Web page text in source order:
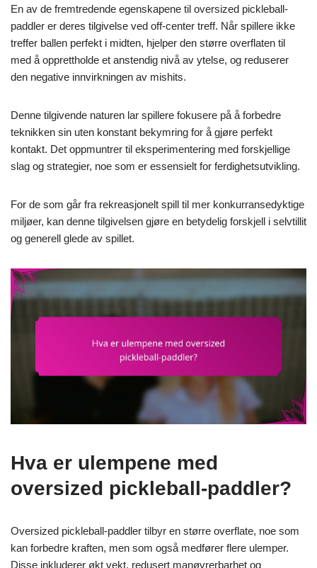
En av de fremtredende egenskapene til oversized pickleball-
paddler er deres tilgivelse ved off-center treff. Når spillere ikke
treffer ballen perfekt i midten, hjelper den større overflaten til
med å opprettholde et anstendig nivå av ytelse, og reduserer
den negative innvirkningen av mishits.
Denne tilgivende naturen lar spillere fokusere på å forbedre
teknikken sin uten konstant bekymring for å gjøre perfekt
kontakt. Det oppmuntrer til eksperimentering med forskjellige
slag og strategier, noe som er essensielt for ferdighetsutvikling.
For de som går fra rekreasjonelt spill til mer konkurransedyktige
miljøer, kan denne tilgivelsen gjøre en betydelig forskjell i selvtillit
og generell glede av spillet.
Hva er ulempene med
oversized pickleball-paddler?
Oversized pickleball-paddler tilbyr en større overflate, noe som
kan forbedre kraften, men som også medfører flere ulemper.
Disse inkluderer økt vekt, redusert manøvrerbarhet og